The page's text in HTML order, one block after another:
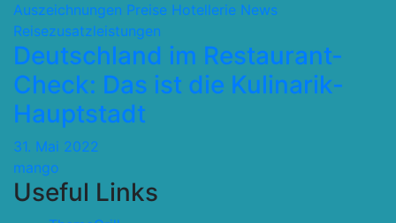
Auszeichnungen Preise Hotellerie News
Reisezusatzleistungen
Deutschland im Restaurant-
Check: Das ist die Kulinarik-
Hauptstadt
31. Mai 2022
mango
Useful Links